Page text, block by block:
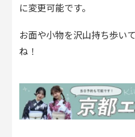
に変更可能です。
お面や小物を沢山持ち歩い
ね！